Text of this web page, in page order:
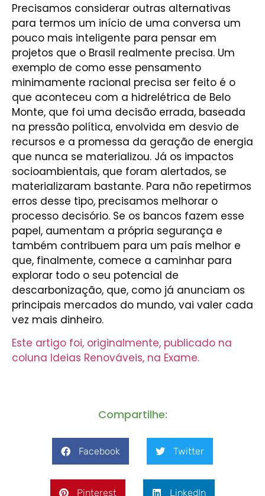
Precisamos considerar outras alternativas
para termos um início de uma conversa um
pouco mais inteligente para pensar em
projetos que o Brasil realmente precisa. Um
exemplo de como esse pensamento
minimamente racional precisa ser feito é o
que aconteceu com a hidrelétrica de Belo
Monte, que foi uma decisão errada, baseada
na pressão política, envolvida em desvio de
recursos e a promessa da geração de energia
que nunca se materializou. Já os impactos
socioambientais, que foram alertados, se
materializaram bastante. Para não repetirmos
erros desse tipo, precisamos melhorar o
processo decisório. Se os bancos fazem esse
papel, aumentam a própria segurança e
também contribuem para um país melhor e
que, finalmente, comece a caminhar para
explorar todo o seu potencial de
descarbonização, que, como já anunciam os
principais mercados do mundo, vai valer cada
vez mais dinheiro.
Este artigo foi, originalmente, publicado na
coluna Ideias Renováveis, na Exame.
Compartilhe:
Facebook Twitter
Pinterest LinkedIn